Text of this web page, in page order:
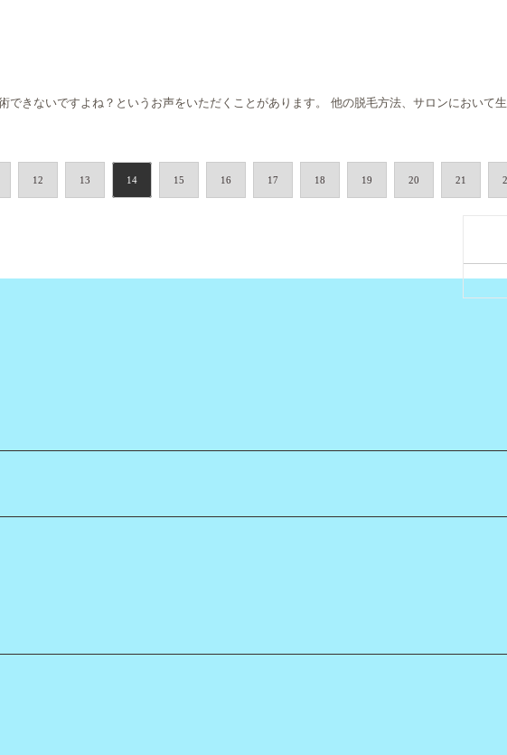
きないですよね？というお声をいただくことがあります。 他の脱毛方法、サロンにおいて
12 13 14 15 16 17 18 19 20 21